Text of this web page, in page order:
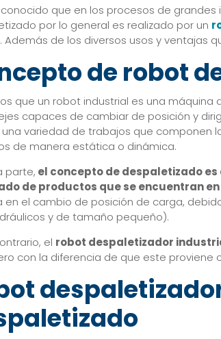
conocido que en los procesos de
por lo general es realizado por un
Además de los diversos usos y ventajas
de robot
que un robot industrial es una
capaces de cambiar de posición y
una variedad de trabajos que componen
de manera estática o dinámica.
parte, el concepto de despaletizado
de productos que se encuentran
en el cambio de posición de carga,
y de tamaño pequeño).
el robot despaletizador
con la diferencia de que este